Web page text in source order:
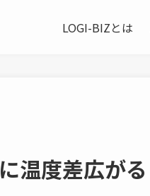
LOGI-BIZとは
温度差広がる